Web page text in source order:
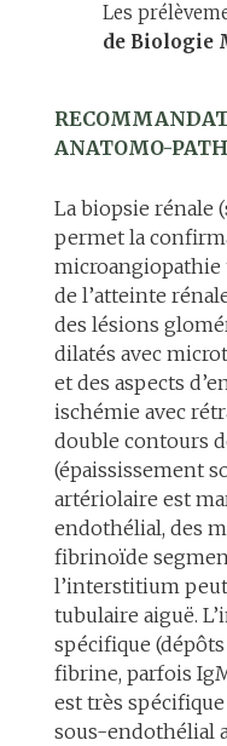
Les
de Biologie
ANATOMO-
La biopsie rénale
permet la
microangiopathie
de l’atteinte
des lésions
dilatés avec
et des aspects
ischémie avec
double contours
(épaississement
artériolaire est
endothélial, des
fibrinoïde
l’interstitium
tubulaire aiguë.
spécifique
fibrine, parfois
est très spécifique
sous-endothélial